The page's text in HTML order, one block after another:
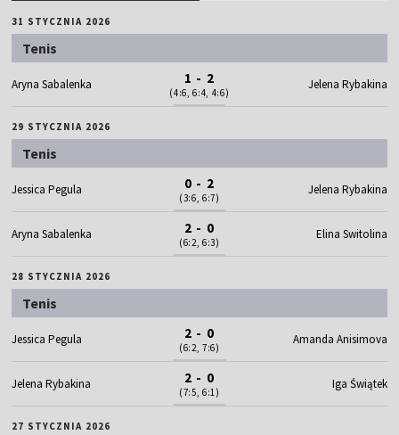
31 STYCZNIA 2026
Tenis
Aryna Sabalenka 1 - 2
(4:6, 6:4, 4:6)
Jelena Rybakina
29 STYCZNIA 2026
Tenis
Jessica Pegula 0 - 2
(3:6, 6:7)
Jelena Rybakina
Aryna Sabalenka 2 - 0
(6:2, 6:3)
Elina Switolina
28 STYCZNIA 2026
Tenis
Jessica Pegula 2 - 0
(6:2, 7:6)
Amanda Anisimova
Jelena Rybakina 2 - 0
(7:5, 6:1)
Iga Świątek
27 STYCZNIA 2026